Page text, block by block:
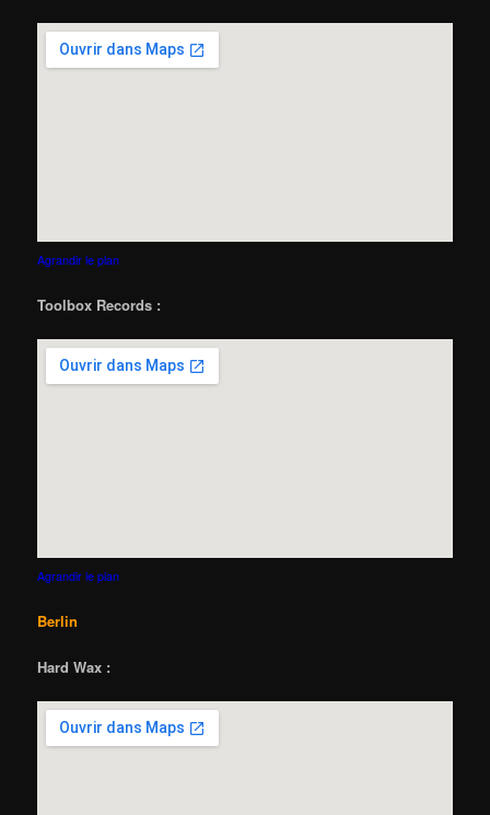
Agrandir le plan
Toolbox Records :
Agrandir le plan
Berlin
Hard Wax :